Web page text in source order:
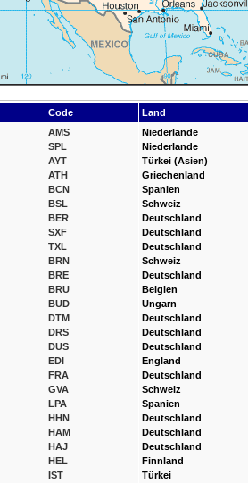
Code
Land
AMS
SPL
AYT
ATH
BCN
BSL
BER
SXF
TXL
BRN
BRE
BRU
BUD
DTM
DRS
DUS
EDI
FRA
GVA
LPA
HHN
HAM
HAJ
HEL
IST
Niederlande
Niederlande
Türkei (Asien)
Griechenland
Spanien
Schweiz
Deutschland
Deutschland
Deutschland
Schweiz
Deutschland
Belgien
Ungarn
Deutschland
Deutschland
Deutschland
England
Deutschland
Schweiz
Spanien
Deutschland
Deutschland
Deutschland
Finnland
Türkei